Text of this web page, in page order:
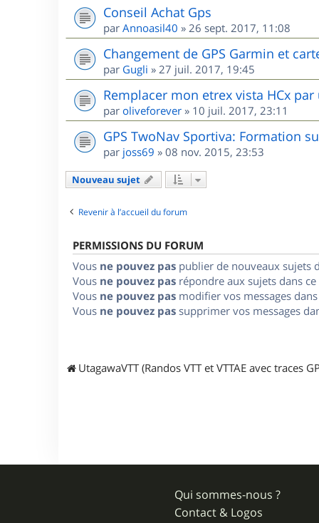
Conseil Achat Gps
par Annoasil40 » 26 sept. 2017, 11:08
Changement de GPS Garmin et
par Gugli » 27 juil. 2017, 19:45
Remplacer mon etrex vista HCx
par oliveforever » 10 juil. 2017, 23:11
GPS TwoNav Sportiva: Formation
par joss69 » 08 nov. 2015, 23:53
Nouveau sujet
Revenir à l’accueil du forum
PERMISSIONS DU FORUM
Vous ne pouvez pas publier de nouveaux sujets
Vous ne pouvez pas répondre aux sujets dans
Vous ne pouvez pas modifier vos messages
Vous ne pouvez pas supprimer vos messages
UtagawaVTT (Randos VTT et VTTAE avec traces
Qui sommes-nous ?
Contact & Logos